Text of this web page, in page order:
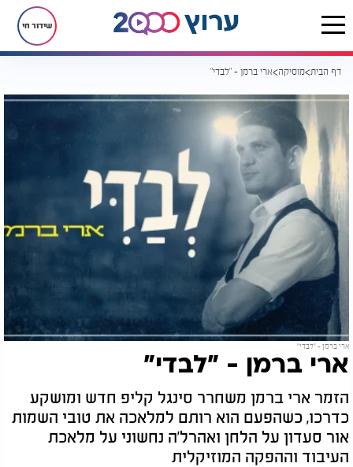
שידור חי
דף הבית מוסיקה ארי ברמן - "לבדי"
ארי ברמן - "לבדי"
ארי ברמן - "לבדי"
הזמר ארי ברמן משחרר סינגל קליפ חדש ומושקע
כדרכו, כשהפעם הוא רותם למלאכה את טובי השמות
אור סעדון על הלחן ואהרל'ה נחשוני על מלאכת
העיבוד וההפקה המוזיקלית